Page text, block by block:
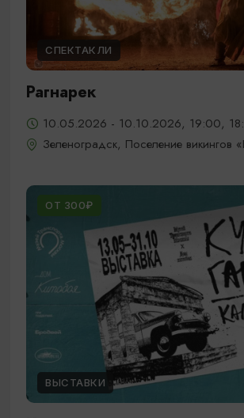
СПЕКТАКЛИ
Рагнарек
10.05.2026 - 10.10.2026, 19:00,
Зеленоградск, Поселение викингов
ОТ 300₽
ВЫСТАВКИ